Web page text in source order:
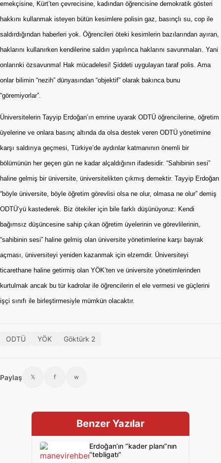
emekçisine, Kürt’ten çevrecisine, kadından öğrencisine demokratik gösteri
hakkını kullanmak isteyen bütün kesimlere polisin gaz, basınçlı su, cop ile
saldırdığından haberleri yok. Öğrencileri öteki kesimlerin bazılarından ayıran,
haklarını kullanırken kendilerine saldırı yapılınca haklarını savunmaları. Yani
onlarınki özsavunma! Hak mücadelesi! Şiddeti uygulayan taraf polis. Ama
onlar bilimin “nezih” dünyasından “objektif” olarak bakınca bunu
“göremiyorlar”.
Üniversitelerin Tayyip Erdoğan’ın emrine uyarak ODTÜ öğrencilerine, öğretim
üyelerine ve onlara basınç altında da olsa destek veren ODTÜ yönetimine
karşı saldırıya geçmesi, Türkiye’de aydınlar katmanının önemli bir
bölümünün her geçen gün ne kadar alçaldığının ifadesidir. “Sahibinin sesi”
haline gelmiş bir üniversite, üniversitelikten çıkmış demektir. Tayyip Erdoğan
“böyle üniversite, böyle öğretim görevlisi olsa ne olur, olmasa ne olur” demiş
ODTÜ’yü kastederek. Biz ötekiler için bile farklı düşünüyoruz: Kendi
bağımsız düşüncesine sahip çıkan öğretim üyelerinin ve görevlilerinin,
“sahibinin sesi” haline gelmiş olan üniversite yönetimlerine karşı bayrak
açması, üniversiteyi yeniden kazanmak için elzemdir. Üniversiteyi
ticarethane haline getirmiş olan YÖK’ten ve üniversite yönetimlerinden
kurtulmak ancak bu tür kadrolar ile öğrencilerin el ele vermesi ve güçlerini
işçi sınıfı ile birleştirmesiyle mümkün olacaktır.
ODTÜ YÖK Göktürk 2
Paylaş 𝕏 f w
Benzer Yazılar
Erdoğan’ın “kader planı”nın
“tebligatı”